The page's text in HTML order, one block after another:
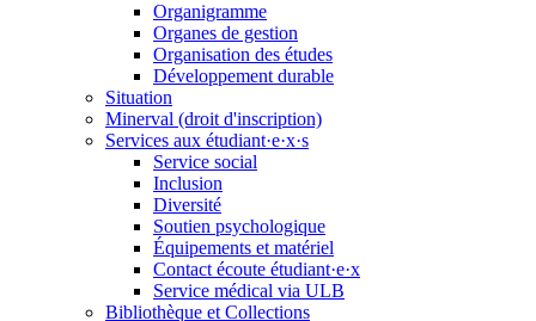
Organigramme
Organes de gestion
Organisation des études
Développement durable
Situation
Minerval (droit d'inscription)
Services aux étudiant·e·x·s
Service social
Inclusion
Diversité
Soutien psychologique
Équipements et matériel
Contact écoute étudiant·e·x
Service médical via ULB
Bibliothèque et Collections